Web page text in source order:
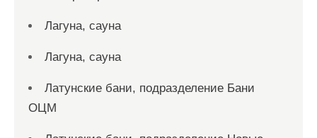
Лагуна, сауна
Лагуна, сауна
Латунские бани, подразделение Бани
ОЦМ